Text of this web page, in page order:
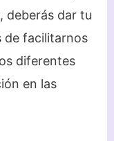
deberás dar tu
de facilitarnos
diferentes
en las